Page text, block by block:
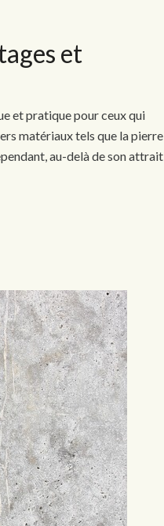
et
et pratique pour ceux qui
matériaux tels que la pierre
au-delà de son attrait